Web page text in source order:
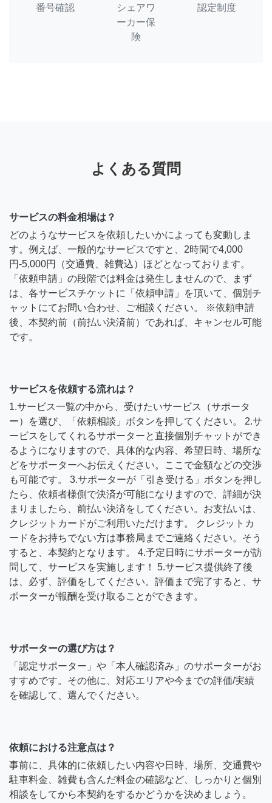
番号確認
シェアワ
ーカー保
険
認定制度
よくある質問
サービスの料金相場は？
どのようなサービスを依頼したいかによっても変動しま
す。例えば、一般的なサービスですと、2時間で4,000
円-5,000円（交通費、雑費込）ほどとなっております。
「依頼申請」の段階では料金は発生しませんので、まず
は、各サービスチケットに「依頼申請」を頂いて、個別チ
ャットにてお問い合わせ、ご相談ください。 ※依頼申請
後、本契約前（前払い決済前）であれば、キャンセル可能
です。
サービスを依頼する流れは？
1.サービス一覧の中から、受けたいサービス（サポータ
ー）を選び、「依頼相談」ボタンを押してください。 2.サ
ービスをしてくれるサポーターと直接個別チャットができ
るようになりますので、具体的な内容、希望日時、場所な
どをサポーターへお伝えください。ここで金額などの交渉
も可能です。 3.サポーターが「引き受ける」ボタンを押し
たら、依頼者様側で決済が可能になりますので、詳細が決
まりましたら、前払い決済をしてください。お支払いは、
クレジットカードがご利用いただけます。 クレジットカ
ードをお持ちでない方は事務局までご連絡ください。そう
すると、本契約となります。 4.予定日時にサポーターが訪
問して、サービスを実施します！ 5.サービス提供終了後
は、必ず、評価をしてください。評価まで完了すると、サ
ポーターが報酬を受け取ることができます。
サポーターの選び方は？
「認定サポーター」や「本人確認済み」のサポーターがお
すすめです。その他に、対応エリアや今までの評価/実績
を確認して、選んでください。
依頼における注意点は？
事前に、具体的に依頼したい内容や日時、場所、交通費や
駐車料金、雑費も含んだ料金の確認など、しっかりと個別
相談をしてから本契約をするかどうかを決めましょう。